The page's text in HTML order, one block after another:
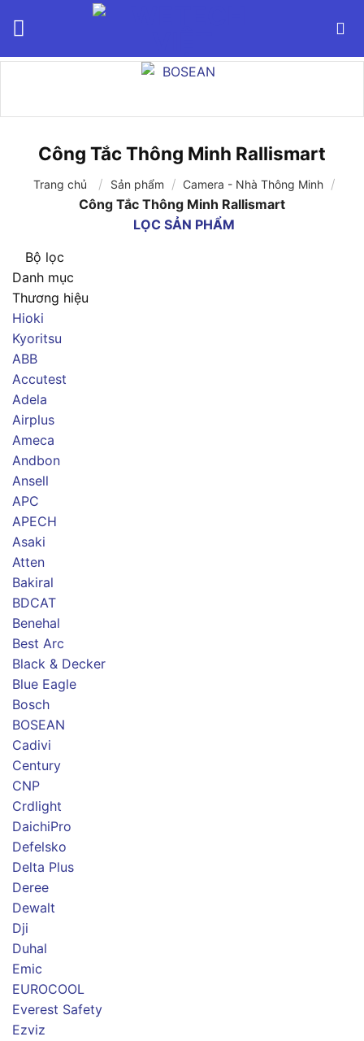
Công Tắc Thông Minh Rallismart
Trang chủ / Sản phẩm / Camera - Nhà Thông Minh /
Công Tắc Thông Minh Rallismart
LỌC SẢN PHẨM
Bộ lọc
Danh mục
Thương hiệu
Hioki
Kyoritsu
ABB
Accutest
Adela
Airplus
Ameca
Andbon
Ansell
APC
APECH
Asaki
Atten
Bakiral
BDCAT
Benehal
Best Arc
Black & Decker
Blue Eagle
Bosch
BOSEAN
Cadivi
Century
CNP
Crdlight
DaichiPro
Defelsko
Delta Plus
Deree
Dewalt
Dji
Duhal
Emic
EUROCOOL
Everest Safety
Ezviz